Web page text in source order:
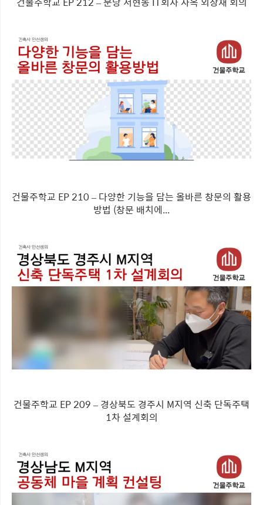
건물주학교 EP 210 – 다양한 기능을 담는 올바른 창문의 활용
방법 (창문 배치에...
건물주학교 EP 209 – 경상북도 경주시 M지역 신축 단독주택
1차 설계회의